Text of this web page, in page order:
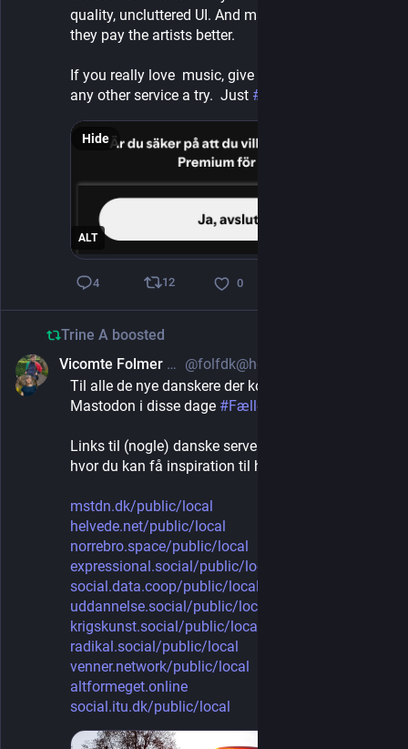
quality, uncluttered UI. And maybe the best of all,
they pay the artists better.
If you really love  music, give
any other service a try.  Just #
ALT
Hide
4 12 0
Trine A boosted
Vicomte Folmer af Helvede
Til alle de nye danskere der kommer ind på
Mastodon i disse dage #Fælleshjerne
Links til (nogle) danske serveres lokale tidslinjer
hvor du kan få inspiration til hvem du vil følge
mstdn.dk/public/local
helvede.net/public/local
norrebro.space/public/local
expressional.social/public/loc
social.data.coop/public/local
uddannelse.social/public/local
krigskunst.social/public/local
radikal.social/public/local
venner.network/public/local
altformeget.online
social.itu.dk/public/local